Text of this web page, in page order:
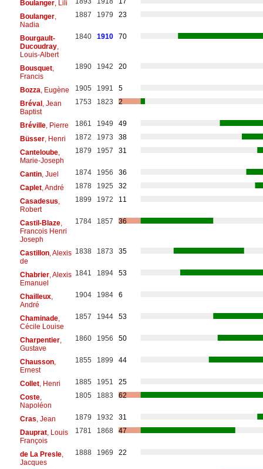
Boulanger, Lili
Boulanger,
Nadia
1887 1979 23
Bourgault-
Ducoudray,
Louis-Albert
1840 1910 70
Bousquet,
Francis
1890 1942 20
Bozza , Eugène 1905 1991
5
Bréval, Jean
Baptist
1753 1823 2
Bréville, Pierre 1861 1949
49
Büsser, Henri 1872 1973
38
Canteloube,
Marie-Joseph
1879 1957 31
Cantin, Juel 1874 1956
36
Caplet, André 1878 1925
32
Casadesus
Robert
1899 1972 11
Castil-Blaze,
Francois Henri
Joseph
1784 1857 36
Castillon, Alexis
de
1838 1873 35
Chabrier, Alexis
Emanuel
1841 1894 53
Chailleux,
André
1904 1984 6
Chaminade,
Cécile Louise
1857 1944 53
Charpentier,
Gustave
1860 1956 50
Chausson,
Ernest
1855 1899 44
Collet, Henri 1885 1951
25
Coste,
Napoléon
1805 1883 62
Cras , Jean 1879 1932
31
Dauprat, Louis
François
1781 1868 47
de La Presle,
Jacques
1888 1969 22